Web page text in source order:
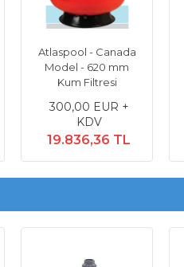
Atlaspool - Canada
Model - 620 mm
Kum Filtresi
300,00 EUR +
KDV
19.836,36 TL